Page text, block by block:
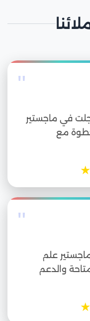
"
في ماجستير
مع
★
"
علم
والدعم
★